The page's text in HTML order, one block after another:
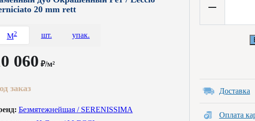
20 mm rett
M2 шт. упак.
060 ₽/м²
заказ
Безмятежнейшая / SERENISSIMA
Доставка
Оплата